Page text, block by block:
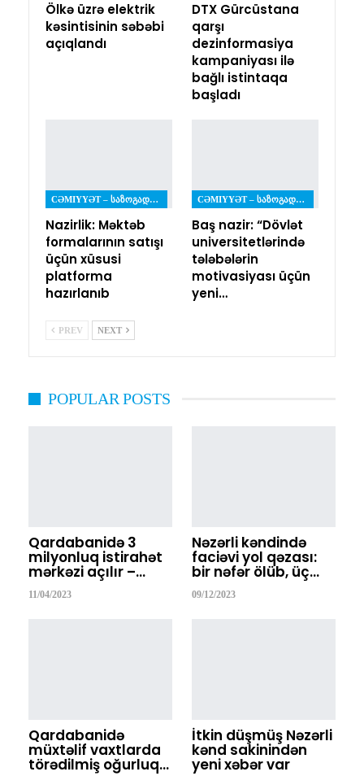
Ölkə üzrə elektrik
kəsintisinin səbəbi
açıqlandı
DTX Gürcüstana
qarşı
dezinformasiya
kampaniyası ilə
bağlı istintaqa
başladı
CƏMIYYƏT – ᲡᲐᲖᲝᲒᲐᲓᲝᲔᲑᲐ
Nazirlik: Məktəb
formalarının satışı
üçün xüsusi
platforma
hazırlanıb
CƏMIYYƏT – ᲡᲐᲖᲝᲒᲐᲓᲝᲔᲑᲐ
Baş nazir: “Dövlət
universitetlərində
tələbələrin
motivasiyası üçün
yeni…
PREV NEXT
POPULAR POSTS
Qardabanidə 3
milyonluq istirahət
mərkəzi açılır –…
11/04/2023
Nəzərli kəndində
faciəvi yol qəzası:
bir nəfər ölüb, üç…
09/12/2023
Qardabanidə
müxtəlif vaxtlarda
törədilmiş oğurluq…
İtkin düşmüş Nəzərli
kənd sakinindən
yeni xəbər var